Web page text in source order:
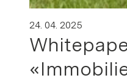
24. 04. 2025